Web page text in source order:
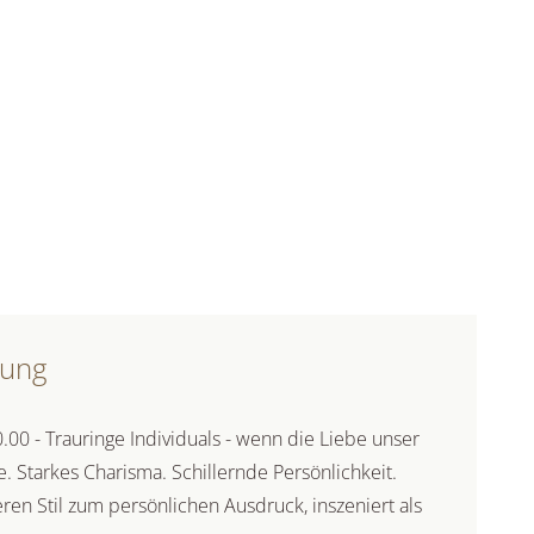
- Trauringe Individuals - wenn die Liebe unser
Starkes Charisma. Schillernde Persönlichkeit.
Stil zum persönlichen Ausdruck, inszeniert als